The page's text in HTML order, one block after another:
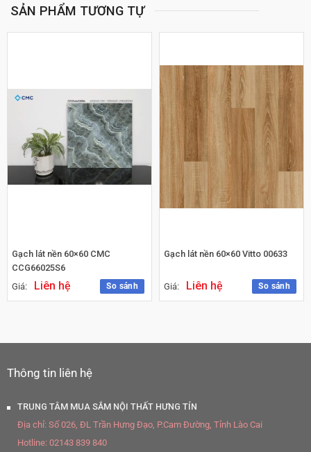
SẢN PHẨM TƯƠNG TỰ
So sánh
Gạch lát nền 60×60 CMC
CCG66025S6
Giá:
Liên hệ So sánh
Gạch lát nền 60×60 Vitto 00633
Giá: Liên hệ
Thông tin liên hệ
TRUNG TÂM MUA SẮM NỘI THẤT HƯNG TÍN
Địa chỉ: Số 026, ĐL Trần Hưng Đạo, P.Cam Đường, Tỉnh Lào Cai
Hotline: 02143 839 840